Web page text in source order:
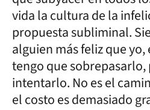
vida la cultura de la
propuesta subliminal.
alguien más feliz que yo,
tengo que sobrepasarlo,
intentarlo. No es el
el costo es demasiado